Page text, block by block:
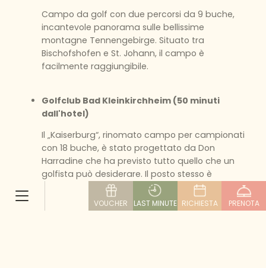
VOUCHER LAST MINUTE RICHIESTA PRENOTA
Campo da golf con due percorsi da 9 buche,
incantevole panorama sulle bellissime
montagne Tennengebirge. Situato tra
Bischofshofen e St. Johann, il campo è
facilmente raggiungibile.
Golfclub Bad Kleinkirchheim (50 minuti
dall'hotel)
Il „Kaiserburg“, rinomato campo per campionati
con 18 buche, è stato progettato da Don
Harradine che ha previsto tutto quello che un
golfista può desiderare. Il posto stesso è
spettacolare e, le dolci vette del parco
nazionale Nockberge ne sono la cornice ideale.